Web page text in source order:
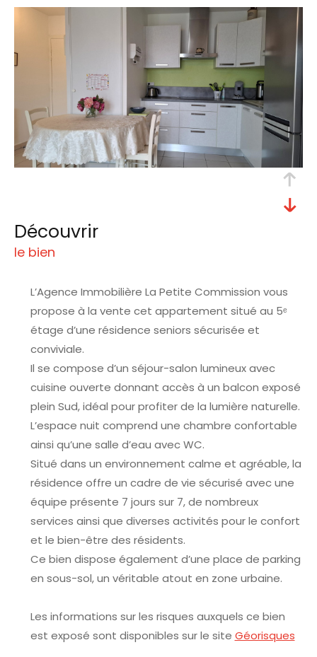
découvrir
le bien
L’Agence Immobilière La Petite Commission vous
propose à la vente cet appartement situé au 5ᵉ
étage d’une résidence seniors sécurisée et
conviviale.
Il se compose d’un séjour-salon lumineux avec
cuisine ouverte donnant accès à un balcon exposé
plein Sud, idéal pour profiter de la lumière naturelle.
L’espace nuit comprend une chambre confortable
ainsi qu’une salle d’eau avec WC.
Situé dans un environnement calme et agréable, la
résidence offre un cadre de vie sécurisé avec une
équipe présente 7 jours sur 7, de nombreux
services ainsi que diverses activités pour le confort
et le bien-être des résidents.
Ce bien dispose également d’une place de parking
en sous-sol, un véritable atout en zone urbaine.
Les informations sur les risques auxquels ce bien
est exposé sont disponibles sur le site Géorisques